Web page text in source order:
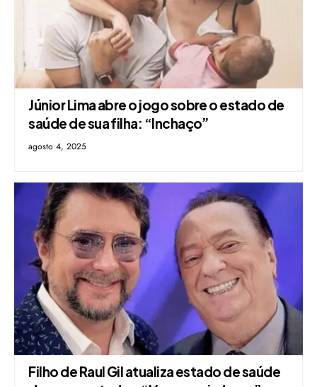
Júnior Lima abre o jogo sobre o estado de
saúde de sua filha: “Inchaço”
agosto 4, 2025
Filho de Raul Gil atualiza estado de saúde